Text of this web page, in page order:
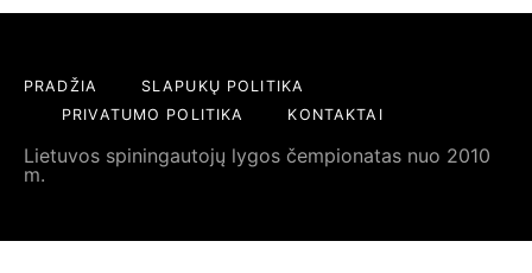
PRADŽIA
SLAPUKŲ POLITIKA
PRIVATUMO POLITIKA
KONTAKTAI
Lietuvos spiningautojų lygos čempionatas nuo 2010
m.